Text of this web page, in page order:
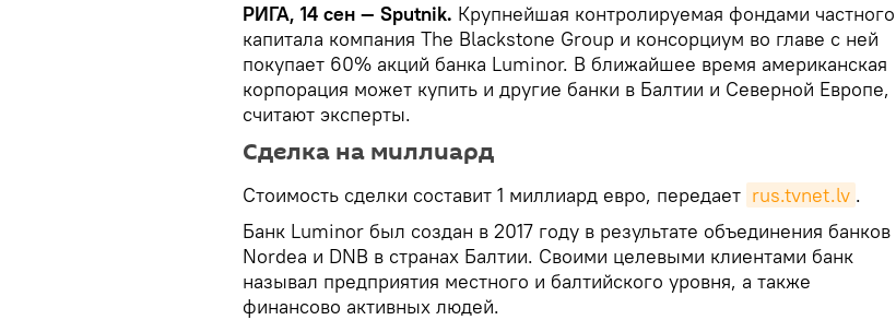
РИГА, 14 сен — Sputnik. Крупнейшая контролируемая фондами частного
капитала компания The Blackstone Group и консорциум во главе с ней
покупает 60% акций банка Luminor. В ближайшее время американская
корпорация может купить и другие банки в Балтии и Северной Европе,
считают эксперты.
Сделка на миллиард
Стоимость сделки составит 1 миллиард евро, передает rus.tvnet.lv .
Банк Luminor был создан в 2017 году в результате объединения банков
Nordea и DNB в странах Балтии. Своими целевыми клиентами банк
называл предприятия местного и балтийского уровня, а также
финансово активных людей.